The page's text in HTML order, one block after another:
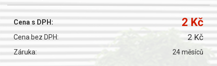
Cena s DPH: 2 Kč
Cena bez DPH: 2 Kč
Záruka: 24 měsíců